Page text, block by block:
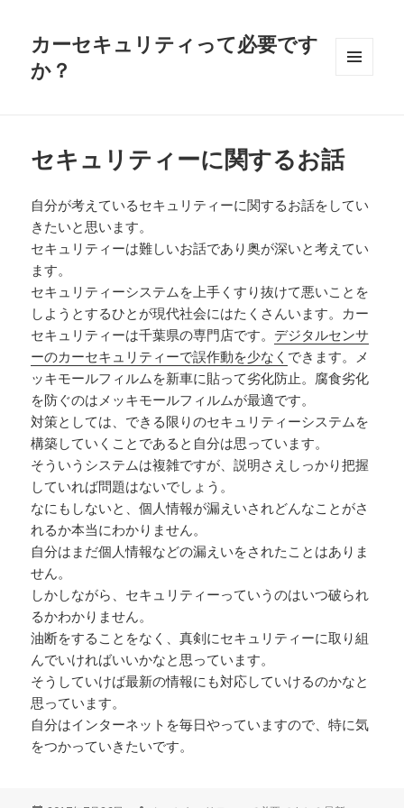
カーセキュリティって必要です
か？
セキュリティーに関するお話
自分が考えているセキュリティーに関するお話をしてい
きたいと思います。
セキュリティーは難しいお話であり奥が深いと考えてい
ます。
セキュリティーシステムを上手くすり抜けて悪いことを
しようとするひとが現代社会にはたくさんいます。カー
セキュリティーは千葉県の専門店です。 デジタルセンサ
ーのカーセキュリティーで誤作動を少なく できます。メ
ッキモールフィルムを新車に貼って劣化防止。腐食劣化
を防ぐのはメッキモールフィルムが最適です。
対策としては、できる限りのセキュリティーシステムを
構築していくことであると自分は思っています。
そういうシステムは複雑ですが、説明さえしっかり把握
していれば問題はないでしょう。
なにもしないと、個人情報が漏えいされどんなことがさ
れるか本当にわかりません。
自分はまだ個人情報などの漏えいをされたことはありま
せん。
しかしながら、セキュリティーっていうのはいつ破られ
るかわかりません。
油断をすることをなく、真剣にセキュリティーに取り組
んでいければいいかなと思っています。
そうしていけば最新の情報にも対応していけるのかなと
思っています。
自分はインターネットを毎日やっていますので、特に気
をつかっていきたいです。